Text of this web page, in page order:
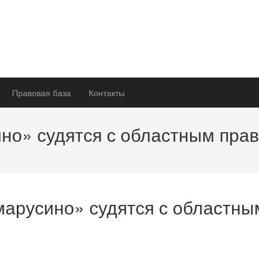
Правовая база Контакты
судятся с областным
судятся с